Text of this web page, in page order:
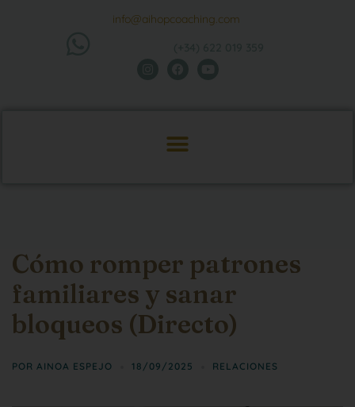
info@aihopcoaching.com
Cómo romper patrones
familiares y sanar
bloqueos (Directo)
POR AINOA ESPEJO 18/09/2025 RELACIONES